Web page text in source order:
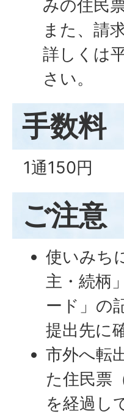
みの住民
また、請
詳しくは
さい。
手数料
1通150円
ご注意
使いみち
主・続柄
ード」の
提出先に
市外へ転
た住民票
を経過し